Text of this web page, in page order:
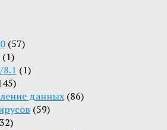
(57)
(1)
(1)
данных (86)
(59)